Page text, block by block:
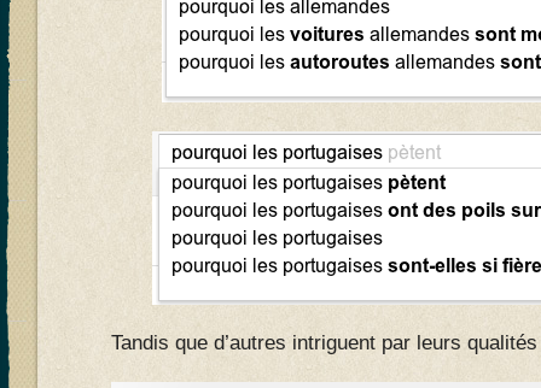
Tandis que d’autres intriguent par leurs